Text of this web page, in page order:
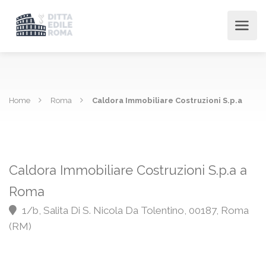
Home Roma Caldora Immobiliare Costruzioni S.p.a
Caldora Immobiliare Costruzioni S.p.a a
Roma
1/b, Salita Di S. Nicola Da Tolentino, 00187, Roma
(RM)